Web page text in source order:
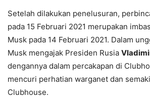
Setelah dilakukan penelusuran,
pada 15 Februari 2021 merupakan
Musk pada 14 Februari 2021. Dalam
Musk mengajak Presiden Rusia
dengannya dalam percakapan di
mencuri perhatian warganet dan
Clubhouse.